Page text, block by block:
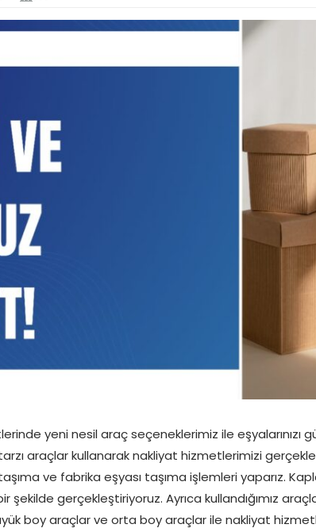
yeni nesil araç seçeneklerimiz ile eşyalarınızı
araçlar kullanarak nakliyat hizmetlerimizi
ve fabrika eşyası taşıma işlemleri yaparız.
şekilde gerçekleştiriyoruz. Ayrıca kullandığımız
boy araçlar ve orta boy araçlar ile nakliyat